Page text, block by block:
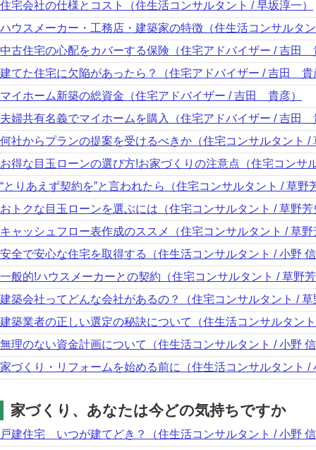
住宅会社の仕様とコスト（住生活コンサルタント / 早坂淳一）
ハウスメーカー・工務店・建築家の特徴（住生活コンサルタ
中古住宅の心配をカバーする保険（住宅アドバイザー / 吉田
建てた住宅に欠陥があったら？（住宅アドバイザー / 吉田 貴
マイホーム新築の総資金（住宅アドバイザー / 吉田 貴彦）
夫婦共有名義でマイホームを購入（住宅アドバイザー / 吉田
何社からプランの提案を受けるべきか（住宅コンサルタント /
お得な目玉ローンの選び方!お家づくりの注意点（住宅コンサ
“とりあえず契約を”と言われたら（住宅コンサルタント / 草野
おトクな目玉ローンを選ぶには（住宅コンサルタント / 草野芳
キャッシュフロー表作成のススメ（住宅コンサルタント / 草野
安全で安心な住宅を取得する（住生活コンサルタント / 小野
一般的!ハウスメーカーとの契約（住宅コンサルタント / 草野
建築会社ってどんな会社があるの？（住宅コンサルタント /
建築業者の正しい選定の秘訣について（住生活コンサルタン
無理のない資金計画について（住生活コンサルタント / 小野
家づくり・リフォームを始める前に（住生活コンサルタント /
家づくり、あなたは今どの気持ちですか
戸建住宅 いつが建てどき？（住生活コンサルタント / 小野